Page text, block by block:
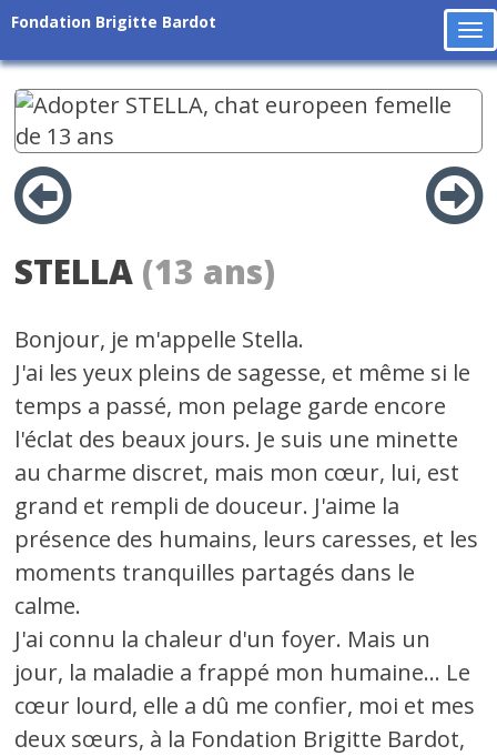
Fondation Brigitte Bardot
STELLA (13 ans)
Bonjour, je m'appelle Stella.
J'ai les yeux pleins de sagesse, et même si le
temps a passé, mon pelage garde encore
l'éclat des beaux jours. Je suis une minette
au charme discret, mais mon cœur, lui, est
grand et rempli de douceur. J'aime la
présence des humains, leurs caresses, et les
moments tranquilles partagés dans le
calme.
J'ai connu la chaleur d'un foyer. Mais un
jour, la maladie a frappé mon humaine... Le
cœur lourd, elle a dû me confier, moi et mes
deux sœurs, à la Fondation Brigitte Bardot,